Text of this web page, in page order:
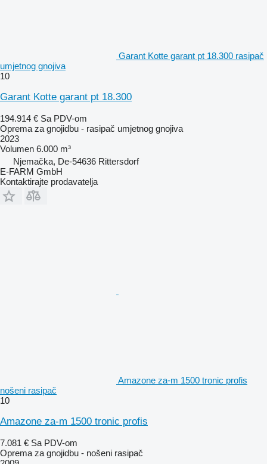
Garant Kotte garant pt 18.300 rasipač
umjetnog gnojiva
10
Garant Kotte garant pt 18.300
194.914 € Sa PDV-om
Oprema za gnojidbu - rasipač umjetnog gnojiva
2023
Volumen 6.000 m³
Njemačka, De-54636 Rittersdorf
E-FARM GmbH
Kontaktirajte prodavatelja
Amazone za-m 1500 tronic profis
nošeni rasipač
10
Amazone za-m 1500 tronic profis
7.081 € Sa PDV-om
Oprema za gnojidbu - nošeni rasipač